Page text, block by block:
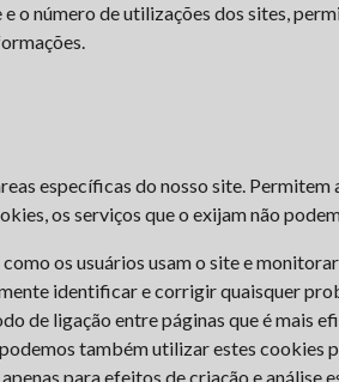
o número de utilizações dos sites,
específicas do nosso site.
os serviços que o exijam não
os usuários usam o site e
identificar e corrigir quaisquer
de ligação entre páginas que é mais
também utilizar estes cookies
para efeitos de criação e